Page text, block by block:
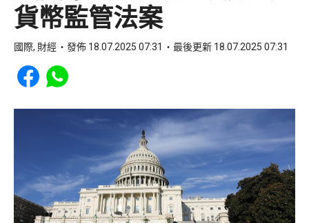
貨幣監管法案
國際, 財經 發佈 18.07.2025 07:31 最後更新 18.07.2025 07:31
Share to Facebook
Share to WhatsApp